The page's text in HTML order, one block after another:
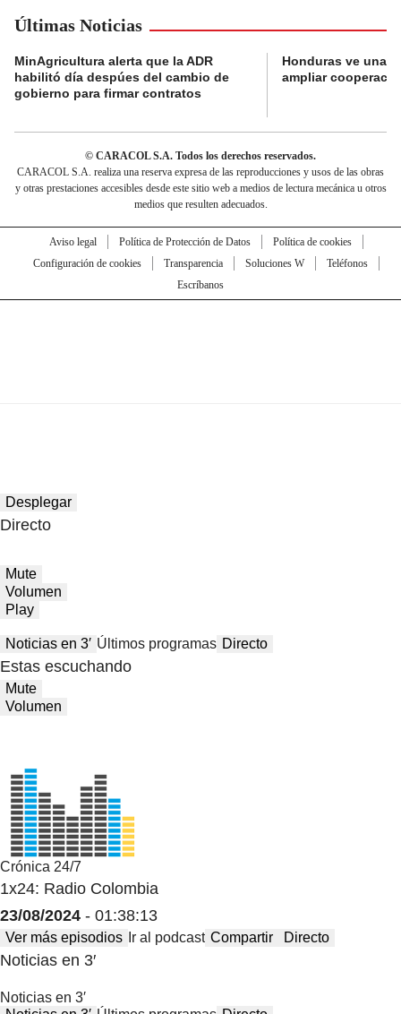
Últimas Noticias
MinAgricultura alerta que la ADR
habilitó día despúes del cambio de
gobierno para firmar contratos
Honduras ve una
ampliar
© CARACOL S.A. Todos los derechos reservados.
CARACOL S.A. realiza una reserva expresa de las reproducciones y usos de las obras
y otras prestaciones accesibles desde este sitio web a medios de lectura mecánica u otros
medios que resulten adecuados.
Aviso legal Política de Protección de Datos
Política de cookies
Configuración de cookies
Transparencia Soluciones W
Teléfonos
Escríbanos
Desplegar
Directo
Mute
Volumen
Play
Noticias en 3′ Últimos programas Directo
Estas escuchando
Mute
Volumen
Crónica 24/7
1x24: Radio Colombia
23/08/2024 - 01:38:13
Ver más episodios Ir al podcast Compartir Directo
Noticias en 3′
Noticias en 3′